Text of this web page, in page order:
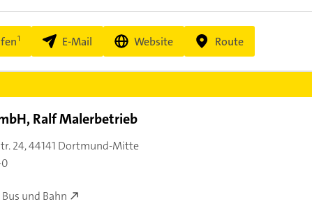
E-Mail Website Route
Ralf Malerbetrieb
24,44141 Dortmund-Mitte
0
und Bahn